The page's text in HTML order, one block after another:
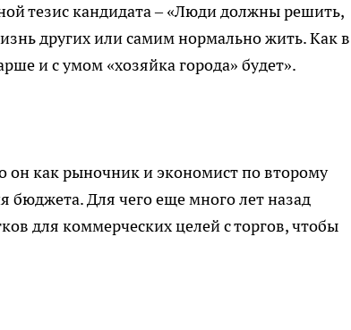
тезис кандидата – «Люди должны решить,
других или самим нормально жить. Как в
и с умом «хозяйка города» будет».
как рыночник и экономист по второму
бюджета. Для чего еще много лет назад
для коммерческих целей с торгов, чтобы